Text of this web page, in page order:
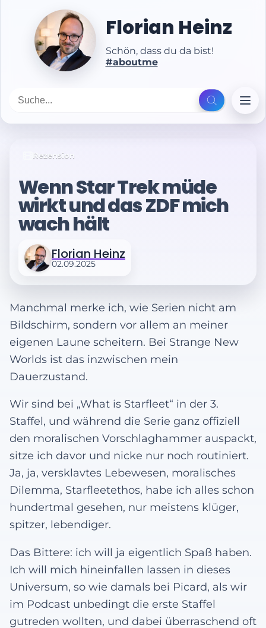
Florian Heinz
Schön, dass du da bist!
#aboutme
Rezension
Wenn Star Trek müde
wirkt und das ZDF mich
wach hält
Florian Heinz
02.09.2025
Manchmal merke ich, wie Serien nicht am
Bildschirm, sondern vor allem an meiner
eigenen Laune scheitern. Bei Strange New
Worlds ist das inzwischen mein
Dauerzustand.
Wir sind bei „What is Starfleet“ in der 3.
Staffel, und während die Serie ganz offiziell
den moralischen Vorschlaghammer auspackt,
sitze ich davor und nicke nur noch routiniert.
Ja, ja, versklavtes Lebewesen, moralisches
Dilemma, Starfleetethos, habe ich alles schon
hundertmal gesehen, nur meistens klüger,
spitzer, lebendiger.
Das Bittere: ich will ja eigentlich Spaß haben.
Ich will mich hineinfallen lassen in dieses
Universum, so wie damals bei Picard, als wir
im Podcast unbedingt die erste Staffel
gutreden wollten, und dabei überraschend oft